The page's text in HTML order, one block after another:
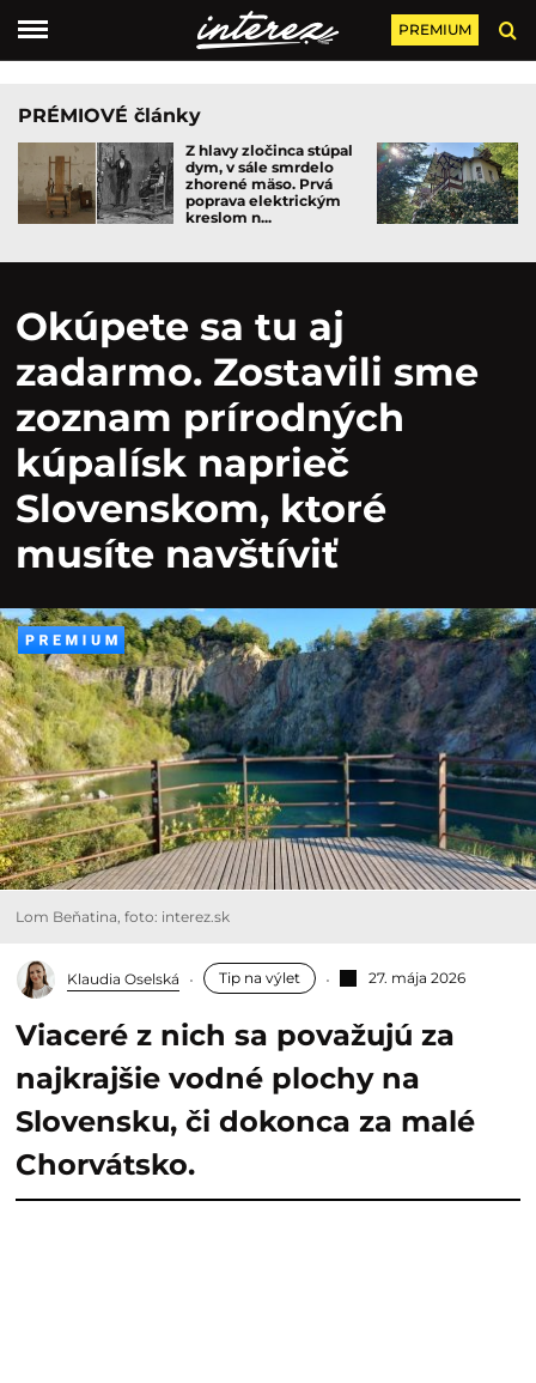
PREMIUM
PRÉMIOVÉ články
Z hlavy zločinca stúpal
dym, v sále smrdelo
zhorené mäso. Prvá
poprava elektrickým
kreslom n...
Okúpete sa tu aj
zadarmo. Zostavili sme
zoznam prírodných
kúpalísk naprieč
Slovenskom, ktoré
musíte navštíviť
Lom Beňatina, foto: interez.sk
Klaudia Oselská Tip na výlet 27. mája 2026
Viaceré z nich sa považujú za
najkrajšie vodné plochy na
Slovensku, či dokonca za malé
Chorvátsko.